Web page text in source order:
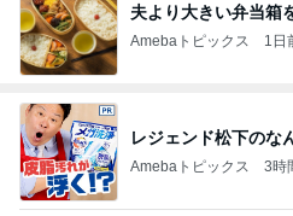
夫より大きい弁当箱
Amebaトピックス 1日
レジェンド松下のな
Amebaトピックス 3時